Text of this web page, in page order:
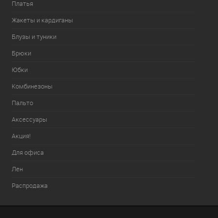
Платья
Жакеты и кардиганы
Блузы и туники
Брюки
Юбки
Комбинезоны
Пальто
Аксессуары
Акция!
Для офиса
Лен
Распродажа